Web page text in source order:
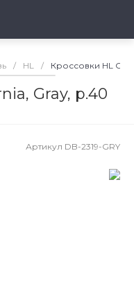
/ HL / Кроссовки HL
Gray, р.40
Артикул DB-2319-GRY